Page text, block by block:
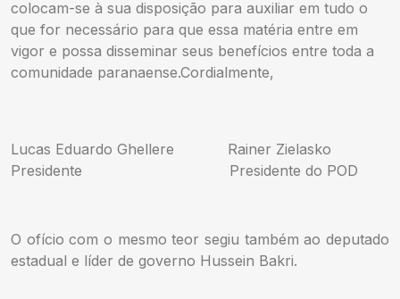
colocam-se à sua disposição para auxiliar em tudo o
que for necessário para que essa matéria entre em
vigor e possa disseminar seus benefícios entre toda a
comunidade paranaense.Cordialmente,
Lucas Eduardo Ghellere Rainer Zielasko
Presidente Presidente do POD
O ofício com o mesmo teor segiu também ao deputado
estadual e líder de governo Hussein Bakri.